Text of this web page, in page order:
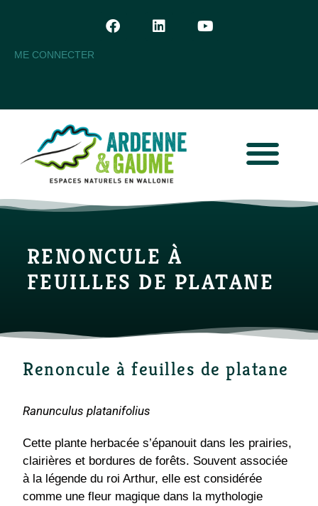
ME CONNECTER
RENONCULE À
FEUILLES DE PLATANE
Renoncule à feuilles de platane
Ranunculus platanifolius
Cette plante herbacée s’épanouit dans les prairies,
clairières et bordures de forêts. Souvent associée
à la légende du roi Arthur, elle est considérée
comme une fleur magique dans la mythologie